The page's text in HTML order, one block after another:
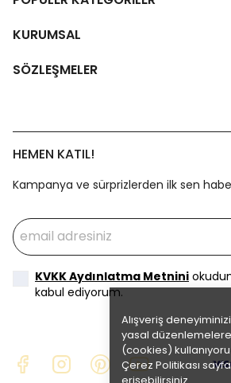
Alışveriş
yasal
(cookies)
Çerez Politikası
KURUMSAL
SÖZLEŞMELER
HEMEN KATIL!
Kampanya ve sürprizlerden ilk sen
KVKK Aydınlatma Metnini
kabul ediyorum.